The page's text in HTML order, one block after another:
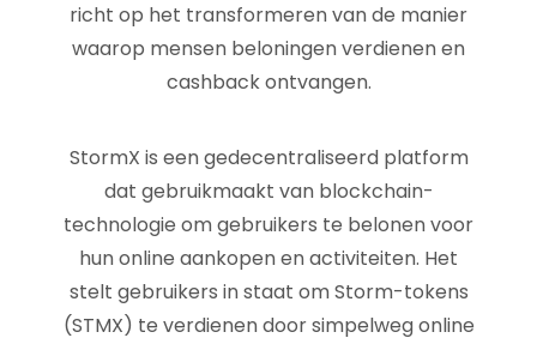
richt op het transformeren van de manier
waarop mensen beloningen verdienen en
cashback ontvangen.
StormX is een gedecentraliseerd platform
dat gebruikmaakt van blockchain-
technologie om gebruikers te belonen voor
hun online aankopen en activiteiten. Het
stelt gebruikers in staat om Storm-tokens
(STMX) te verdienen door simpelweg online